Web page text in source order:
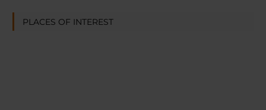
PLACES OF INTEREST